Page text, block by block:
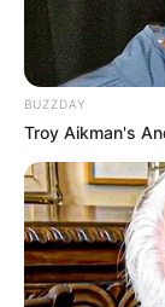
BUZZDAY
Troy Aikman's